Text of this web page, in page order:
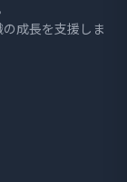
の成長を支援しま